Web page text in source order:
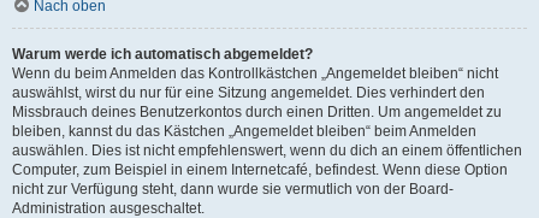
Nach oben
Warum werde ich automatisch abgemeldet?
Wenn du beim Anmelden das Kontrollkästchen „Angemeldet bleiben“ nicht
auswählst, wirst du nur für eine Sitzung angemeldet. Dies verhindert den
Missbrauch deines Benutzerkontos durch einen Dritten. Um angemeldet zu
bleiben, kannst du das Kästchen „Angemeldet bleiben“ beim Anmelden
auswählen. Dies ist nicht empfehlenswert, wenn du dich an einem öffentlichen
Computer, zum Beispiel in einem Internetcafé, befindest. Wenn diese Option
nicht zur Verfügung steht, dann wurde sie vermutlich von der Board-
Administration ausgeschaltet.